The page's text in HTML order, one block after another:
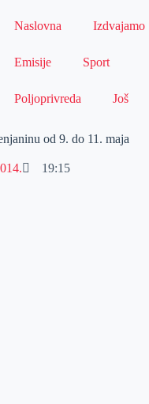
Naslovna Izdvajamo
Emisije Sport
Poljoprivreda Još
od 9. do 11. maja
19:15